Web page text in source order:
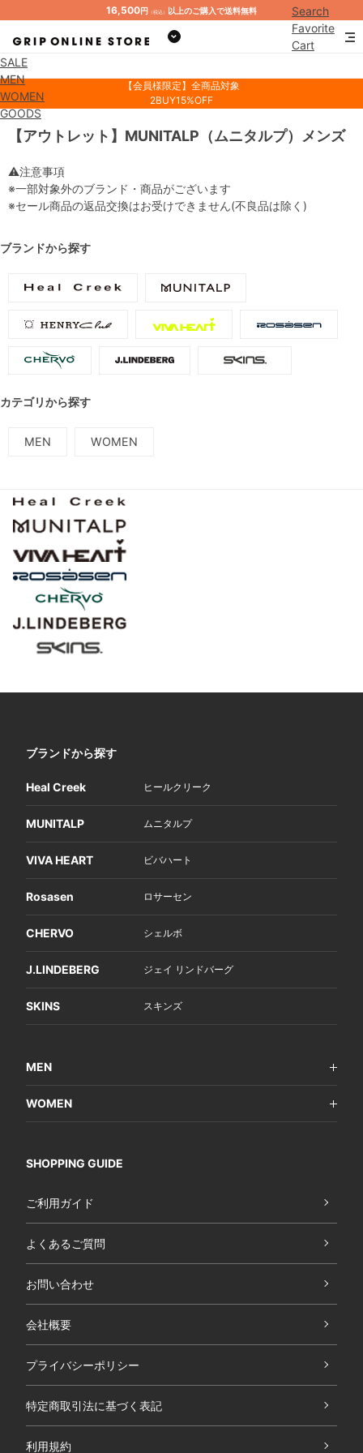
16,500円 （税込） 以上のご購入で送料無料
Search
Favorite
Cart
SALE
MEN
WOMEN
GOODS
【会員様限定】全商品対象
2BUY15%OFF
【アウトレット】MUNITALP（ムニタルプ）メンズ
⚠注意事項
※一部対象外のブランド・商品がございます
※セール商品の返品交換はお受けできません(不良品は除く)
ブランドから探す
カテゴリから探す
MEN WOMEN
ブランドから探す
Heal Creek ヒールクリーク
MUNITALP ムニタルプ
VIVA HEART ビバハート
Rosasen ロサーセン
CHERVO シェルボ
J.LINDEBERG ジェイ リンドバーグ
SKINS スキンズ
MEN
WOMEN
SHOPPING GUIDE
ご利用ガイド
よくあるご質問
お問い合わせ
会社概要
プライバシーポリシー
特定商取引法に基づく表記
利用規約